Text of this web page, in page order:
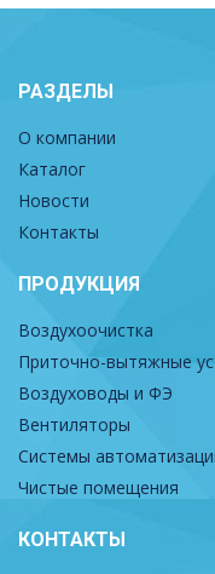
РАЗДЕЛЫ
О компании
Каталог
Новости
Контакты
ПРОДУКЦИЯ
Воздухоочистка
Приточно-вытяжные
Воздуховоды и ФЭ
Вентиляторы
Системы
Чистые помещения
КОНТАКТЫ